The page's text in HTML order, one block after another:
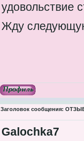
удовольствие
Жду
Заголовок сообщения:
Galochka7